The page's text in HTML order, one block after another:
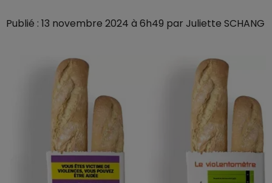
Publié : 13 novembre 2024 à 6h49 par Juliette SCHANG